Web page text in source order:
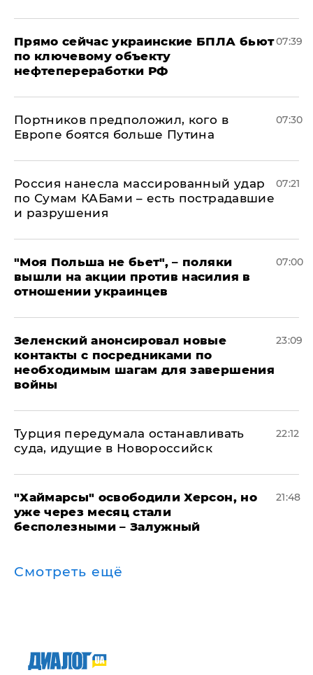
Прямо сейчас украинские БПЛА бьют
по ключевому объекту
нефтепереработки РФ
07:39
Портников предположил, кого в
Европе боятся больше Путина
07:30
Россия нанесла массированный удар
по Сумам КАБами – есть пострадавшие
и разрушения
07:21
"Моя Польша не бьет", – поляки
вышли на акции против насилия в
отношении украинцев
07:00
Зеленский анонсировал новые
контакты с посредниками по
необходимым шагам для завершения
войны
23:09
Турция передумала останавливать
суда, идущие в Новороссийск
22:12
"Хаймарсы" освободили Херсон, но
уже через месяц стали
бесполезными – Залужный
21:48
Смотреть ещё